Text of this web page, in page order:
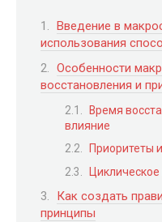
Введение в
использования
Особенности
восстановления и
Время
влияние
Приоритеты
Как создать
принципы